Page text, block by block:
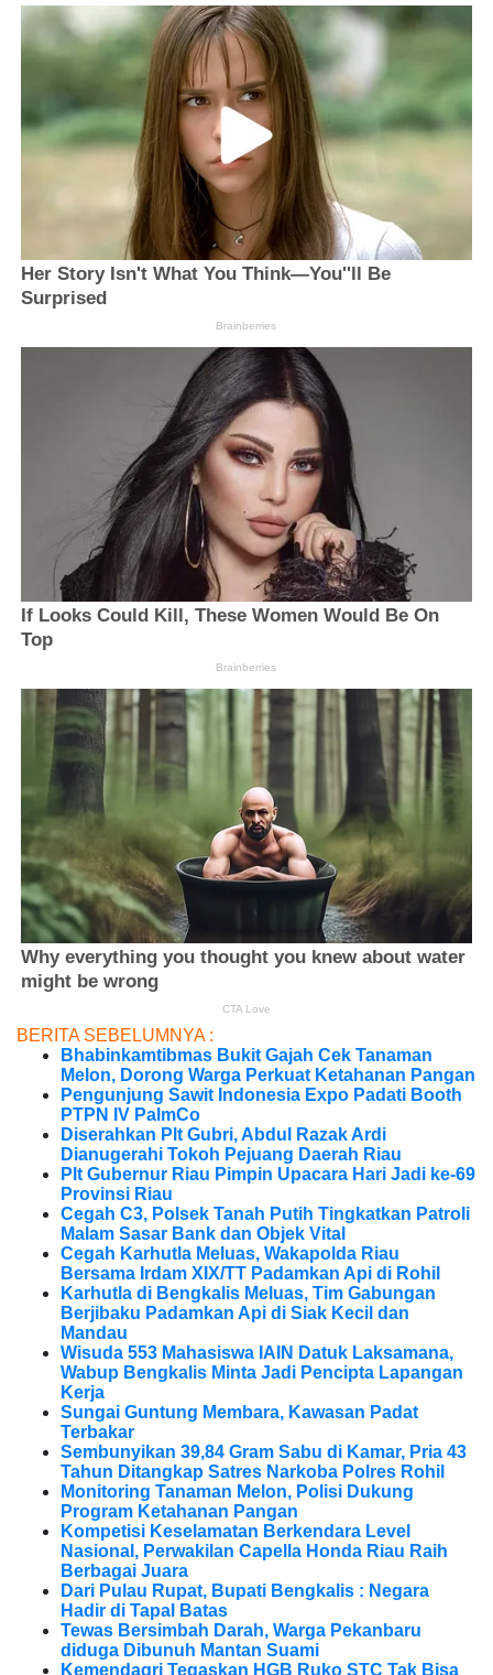
BERITA SEBELUMNYA :
Bhabinkamtibmas Bukit Gajah Cek Tanaman
Melon, Dorong Warga Perkuat Ketahanan Pangan
Pengunjung Sawit Indonesia Expo Padati Booth
PTPN IV PalmCo
Diserahkan Plt Gubri, Abdul Razak Ardi
Dianugerahi Tokoh Pejuang Daerah Riau
Plt Gubernur Riau Pimpin Upacara Hari Jadi ke-69
Provinsi Riau
Cegah C3, Polsek Tanah Putih Tingkatkan Patroli
Malam Sasar Bank dan Objek Vital
Cegah Karhutla Meluas, Wakapolda Riau
Bersama Irdam XIX/TT Padamkan Api di Rohil
Karhutla di Bengkalis Meluas, Tim Gabungan
Berjibaku Padamkan Api di Siak Kecil dan
Mandau
Wisuda 553 Mahasiswa IAIN Datuk Laksamana,
Wabup Bengkalis Minta Jadi Pencipta Lapangan
Kerja
Sungai Guntung Membara, Kawasan Padat
Terbakar
Sembunyikan 39,84 Gram Sabu di Kamar, Pria 43
Tahun Ditangkap Satres Narkoba Polres Rohil
Monitoring Tanaman Melon, Polisi Dukung
Program Ketahanan Pangan
Kompetisi Keselamatan Berkendara Level
Nasional, Perwakilan Capella Honda Riau Raih
Berbagai Juara
Dari Pulau Rupat, Bupati Bengkalis : Negara
Hadir di Tapal Batas
Tewas Bersimbah Darah, Warga Pekanbaru
diduga Dibunuh Mantan Suami
Kemendagri Tegaskan HGB Ruko STC Tak Bisa